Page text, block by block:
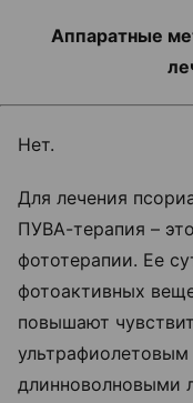
Аппаратные
Нет.
Для лечения
ПУВА-терапия –
фототерапии. Ее
фотоактивных
повышают
длинноволновыми